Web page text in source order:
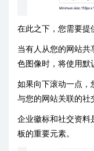
在此之下，您需要提
当有人从您的网站
色图像时，将使用默
如果向下滚动一点，
与您的网站关联的社
企业徽标和社交资料
板的重要元素。